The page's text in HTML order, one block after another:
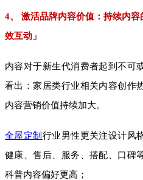
4、 激活品牌内容价值：持续内
效互动」
内容对于新生代消费者起到不可
看出：家居类行业相关内容创作
内容营销价值持续加大。
全屋定制 行业男性更关注设计风
健康、售后、服务、搭配、口碑
科普内容偏好更高；